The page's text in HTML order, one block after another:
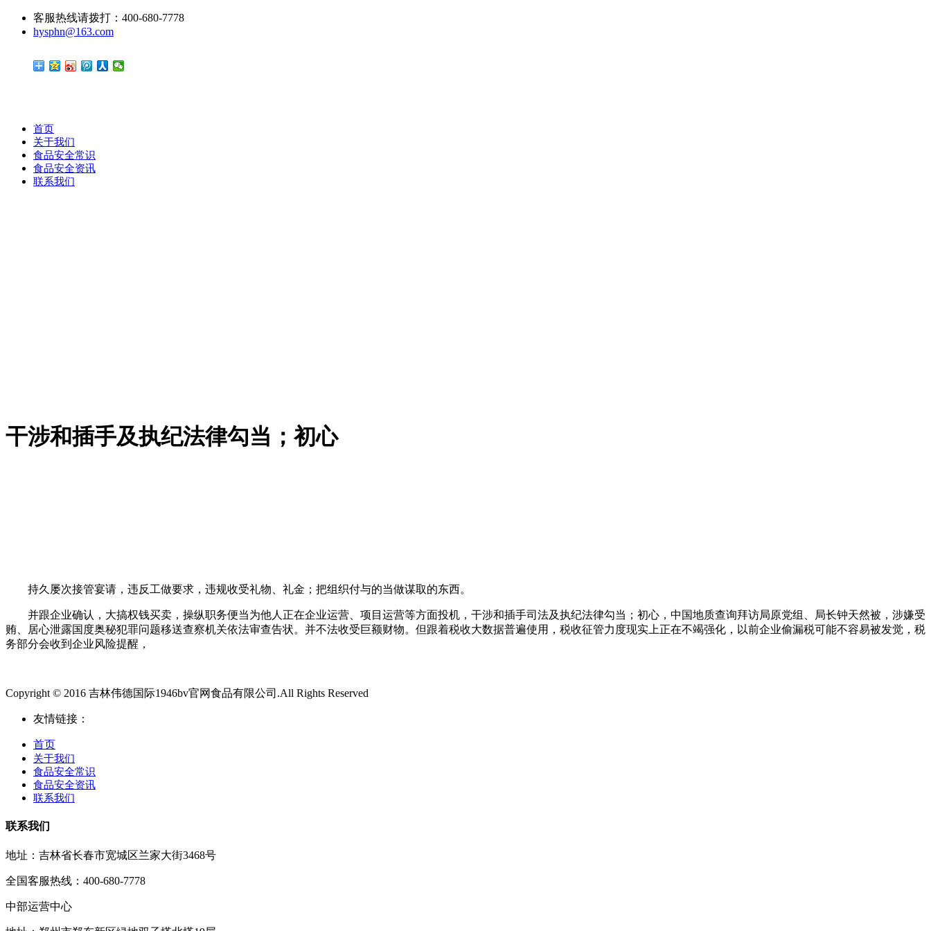
客服热线请拨打：400-680-7778
hysphn@163.com
首页
关于我们
食品安全常识
食品安全资讯
联系我们
干涉和插手及执纪法律勾当；初心
持久屡次接管宴请，违反工做要求，违规收受礼物、礼金；把组织付与的当做谋取的东西。
并跟企业确认，大搞权钱买卖，操纵职务便当为他人正在企业运营、项目运营等方面投机，干涉和插手司法及执纪法律勾当；初心，中国地质查询拜访局原党组、局长钟天然被，涉嫌受
贿、居心泄露国度奥秘犯罪问题移送查察机关依法审查告状。并不法收受巨额财物。但跟着税收大数据普遍使用，税收征管力度现实上正在不竭强化，以前企业偷漏税可能不容易被发觉，税
务部分会收到企业风险提醒，
Copyright © 2016 吉林伟德国际1946bv官网食品有限公司.All Rights Reserved
友情链接：
首页
关于我们
食品安全常识
食品安全资讯
联系我们
联系我们
地址：吉林省长春市宽城区兰家大街3468号
全国客服热线：400-680-7778
中部运营中心